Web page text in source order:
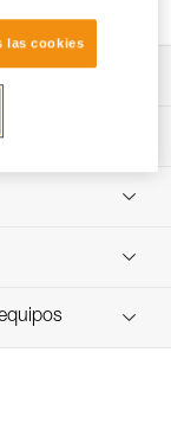
sus EPI
las cookies